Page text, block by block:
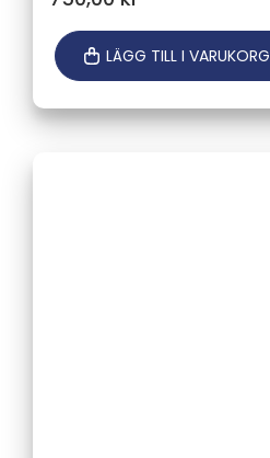
LÄGG TILL I VARUKORG